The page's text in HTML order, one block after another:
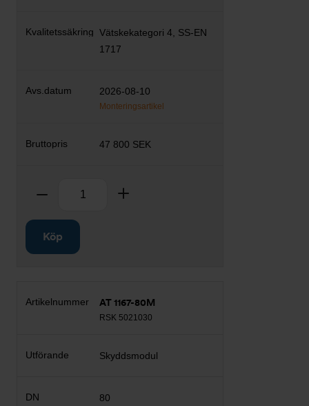
Vätskekategori 4, SS-EN
1717
2026-08-10
Monteringsartikel
47 800 SEK
Ta bort
Köp
AT 1167-80M
RSK 5021030
Skyddsmodul
80